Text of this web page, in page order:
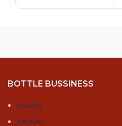
BOTTLE BUSSINESS
Cookies
Account